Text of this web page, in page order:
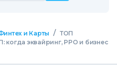
и Карты / ТОП
эквайринг, РРО и бизнес